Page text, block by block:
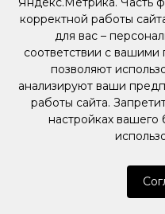
корректной работы
для вас –
соответствии с
позволяют
анализируют ваши
работы сайта.
настройках вашего